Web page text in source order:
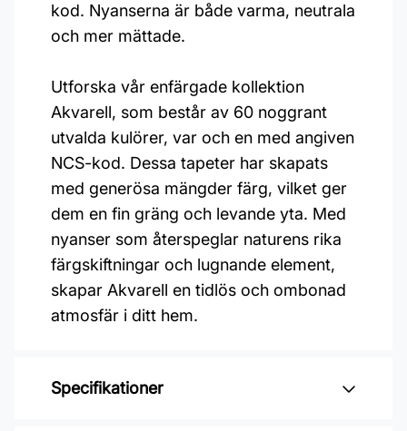
kod. Nyanserna är både varma, neutrala
och mer mättade.
Utforska vår enfärgade kollektion
Akvarell, som består av 60 noggrant
utvalda kulörer, var och en med angiven
NCS-kod. Dessa tapeter har skapats
med generösa mängder färg, vilket ger
dem en fin gräng och levande yta. Med
nyanser som återspeglar naturens rika
färgskiftningar och lugnande element,
skapar Akvarell en tidlös och ombonad
atmosfär i ditt hem.
Specifikationer